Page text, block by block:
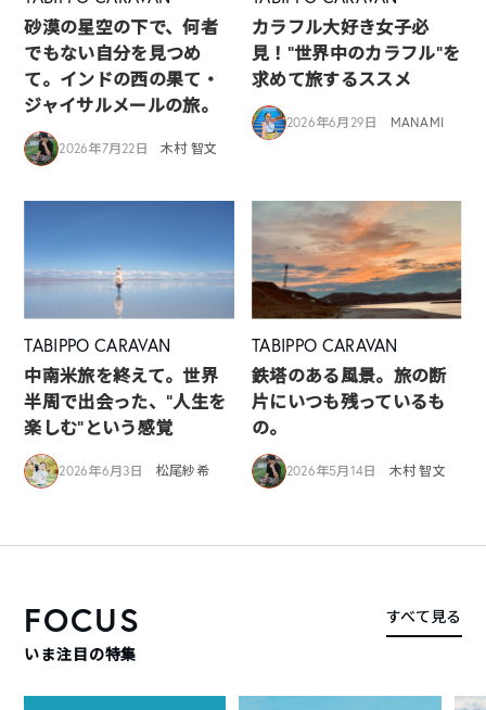
砂漠の星空の下で、何者
でもない自分を見つめ
て。インドの西の果て・
ジャイサルメールの旅。
2026年7月22日 木村 智文
カラフル大好き女子必
見！”世界中のカラフル”を
求めて旅するススメ
2026年6月29日 MANAMI
TABIPPO CARAVAN
中南米旅を終えて。世界
半周で出会った、“人生を
楽しむ”という感覚
2026年6月3日 松尾紗希
TABIPPO CARAVAN
鉄塔のある風景。旅の断
片にいつも残っているも
の。
2026年5月14日 木村 智文
FOCUS
いま注目の特集
すべて見る